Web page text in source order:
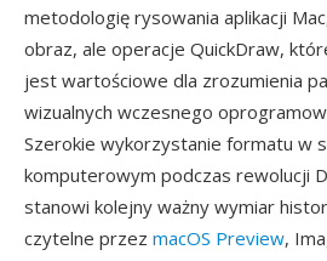
metodologię rysowania aplikacji
obraz, ale operacje QuickDraw,
jest wartościowe dla zrozumienia
wizualnych wczesnego
Szerokie wykorzystanie formatu w
komputerowym podczas rewolucji
stanowi kolejny ważny wymiar
czytelne przez macOS Preview,